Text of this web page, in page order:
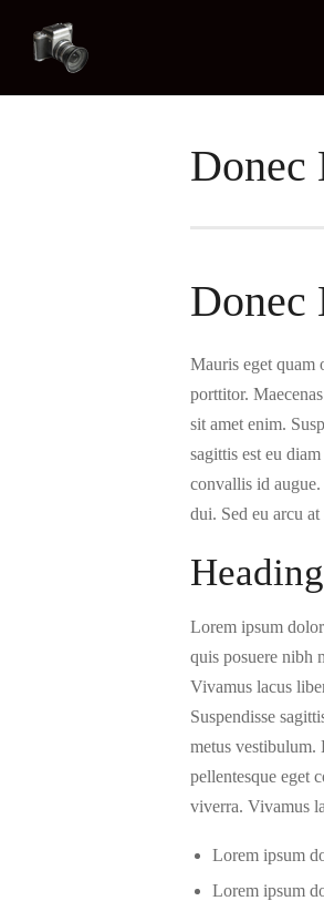
Donec
Donec
Mauris eget quam
porttitor.
sit amet enim.
sagittis est eu
convallis id augue.
dui. Sed eu arcu
Lorem ipsum
quis posuere nibh
Vivamus lacus
Suspendisse
metus vestibulum.
pellentesque eget
viverra. Vivamus
Lorem ipsum
Lorem ipsum